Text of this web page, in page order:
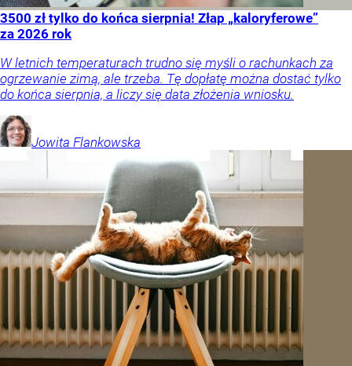
3500 zł tylko do końca sierpnia! Złap „kaloryferowe”
za 2026 rok
W letnich temperaturach trudno się myśli o rachunkach za
ogrzewanie zimą, ale trzeba. Tę dopłatę można dostać tylko
do końca sierpnia, a liczy się data złożenia wniosku.
Jowita Flankowska